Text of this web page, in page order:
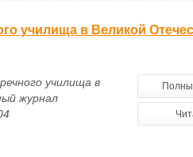
училища в Великой
училища в
журнал